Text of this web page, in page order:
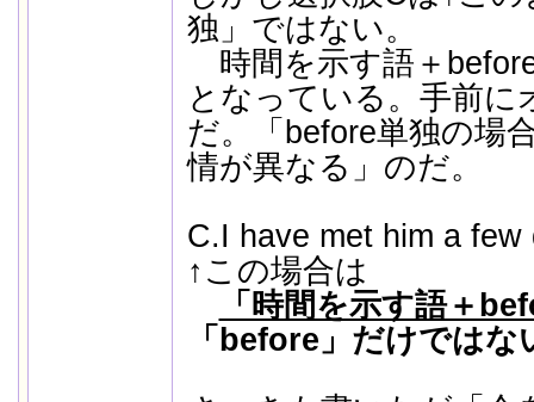
独」ではない。
時間を示す語＋
となっている。手前に
だ。「before単独の場
情が異なる」のだ。
C.I have met him a few
↑この場合は
「時間を示す語＋
「before」だけではな